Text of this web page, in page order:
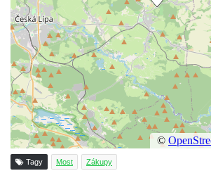
Tyršův most přes Labe v Litoměřicích
Silniční most u Budyně nad Ohří
Silniční most přes Ohři mezi Doksany a
Brozany nad Ohří
Lávka Frankovka přes Střelu jihozápadně
od Rabštejna nad Střelou
Most přes Moravanský potok u Dolních
Zálezel
Most přes Podlešínský potok pod
Tagy Most Zákupy